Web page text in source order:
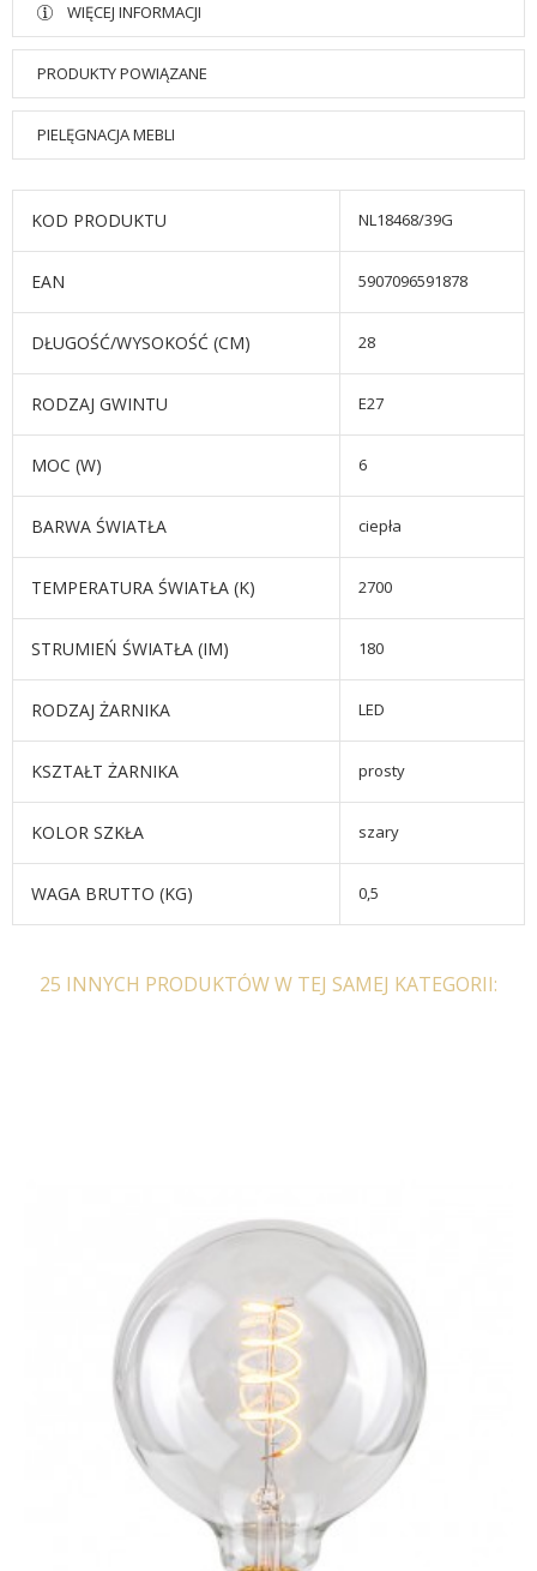
WIĘCEJ INFORMACJI
PRODUKTY POWIĄZANE
PIELĘGNACJA MEBLI
KOD PRODUKTU NL18468/39G
EAN 5907096591878
DŁUGOŚĆ/WYSOKOŚĆ (CM) 28
RODZAJ GWINTU E27
MOC (W) 6
BARWA ŚWIATŁA ciepła
TEMPERATURA ŚWIATŁA (K) 2700
STRUMIEŃ ŚWIATŁA (IM) 180
RODZAJ ŻARNIKA LED
KSZTAŁT ŻARNIKA prosty
KOLOR SZKŁA szary
WAGA BRUTTO (KG) 0,5
LAMPA STOŁOWA
PLANETA METALOWA
299,97 zł
25 INNYCH PRODUKTÓW W TEJ SAMEJ KATEGORII: